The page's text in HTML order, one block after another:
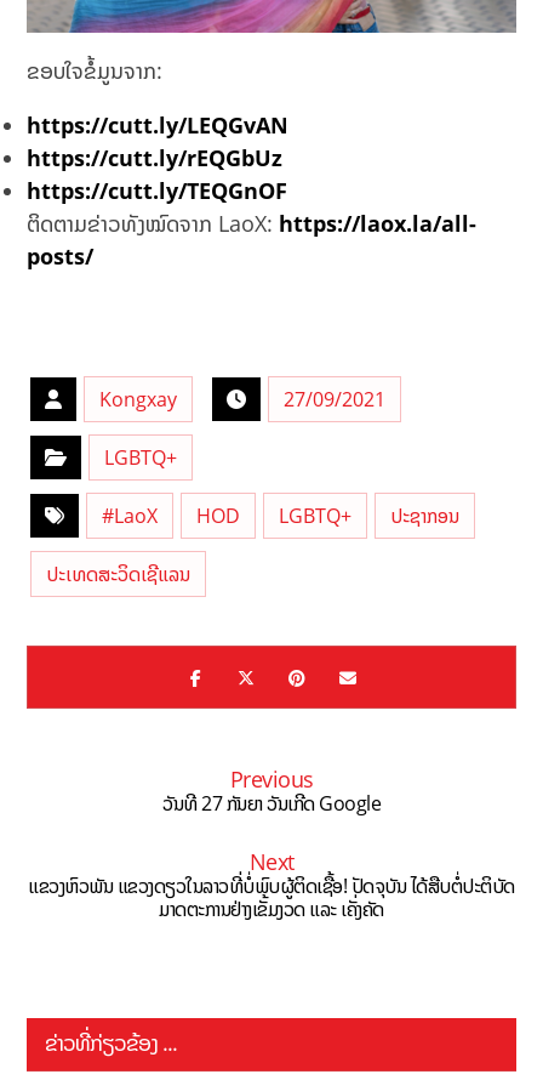
ຂອບໃຈຂໍ້ມູນຈາກ:
https://cutt.ly/LEQGvAN
https://cutt.ly/rEQGbUz
https://cutt.ly/TEQGnOF
ຕິດຕາມຂ່າວທັງໝົດຈາກ LaoX: https://laox.la/all-
posts/
Kongxay 27/09/2021
LGBTQ+
#LaoX HOD LGBTQ+ ປະຊາກອນ
ປະເທດສະວິດເຊີແລນ
Previous
ວັນທີ 27 ກັນຍາ ວັນເກີດ Google
Next
ແຂວງຫົວພັນ ແຂວງດຽວໃນລາວທີ່ບໍ່ພົບຜູ້ຕິດເຊື້ອ! ປັດຈຸບັນ ໄດ້ສືບຕໍ່ປະຕິບັດ
ມາດຕະການຢ່າງເຂັ້ມງວດ ແລະ ເຄັ່ງຄັດ
ຂ່າວທີ່ກ່ຽວຂ້ອງ ...